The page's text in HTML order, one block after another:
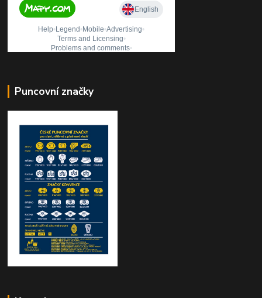
Puncovní značky